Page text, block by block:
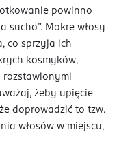
powinno
sucho”. Mokre włosy
co sprzyja ich
kosmyków,
rozstawionymi
żeby upięcie
doprowadzić to tzw.
włosów w miejscu,